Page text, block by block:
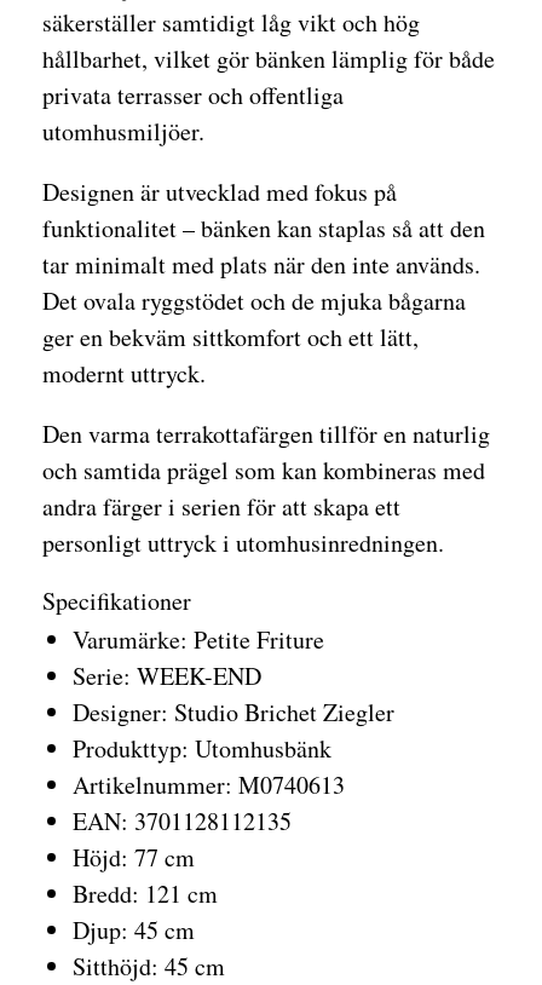
säkerställer samtidigt låg vikt och hög
hållbarhet, vilket gör bänken lämplig för både
privata terrasser och offentliga
utomhusmiljöer.
Designen är utvecklad med fokus på
funktionalitet – bänken kan staplas så att den
tar minimalt med plats när den inte används.
Det ovala ryggstödet och de mjuka bågarna
ger en bekväm sittkomfort och ett lätt,
modernt uttryck.
Den varma terrakottafärgen tillför en naturlig
och samtida prägel som kan kombineras med
andra färger i serien för att skapa ett
personligt uttryck i utomhusinredningen.
Specifikationer
Varumärke: Petite Friture
Serie: WEEK-END
Designer: Studio Brichet Ziegler
Produkttyp: Utomhusbänk
Artikelnummer: M0740613
EAN: 3701128112135
Höjd: 77 cm
Bredd: 121 cm
Djup: 45 cm
Sitthöjd: 45 cm